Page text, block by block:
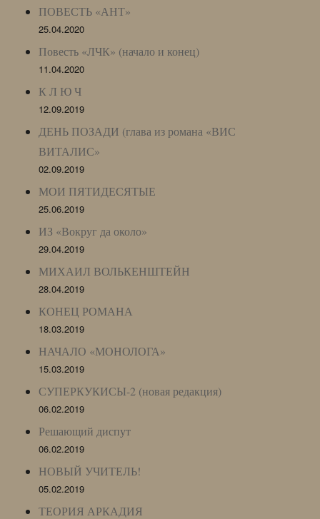
ПОВЕСТЬ «АНТ»
25.04.2020
Повесть «ЛЧК» (начало и конец)
11.04.2020
К Л Ю Ч
12.09.2019
ДЕНЬ ПОЗАДИ (глава из романа «ВИС
ВИТАЛИС»
02.09.2019
МОИ ПЯТИДЕСЯТЫЕ
25.06.2019
ИЗ «Вокруг да около»
29.04.2019
МИХАИЛ ВОЛЬКЕНШТЕЙН
28.04.2019
КОНЕЦ РОМАНА
18.03.2019
НАЧАЛО «МОНОЛОГА»
15.03.2019
СУПЕРКУКИСЫ-2 (новая редакция)
06.02.2019
Решающий диспут
06.02.2019
НОВЫЙ УЧИТЕЛЬ!
05.02.2019
ТЕОРИЯ АРКАДИЯ